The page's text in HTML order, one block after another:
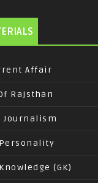
Affair
Rajsthan
Journalism
(GK)